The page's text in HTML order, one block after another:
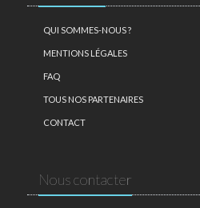
QUI SOMMES-NOUS ?
MENTIONS LÉGALES
FAQ
TOUS NOS PARTENAIRES
CONTACT
Nous contacter